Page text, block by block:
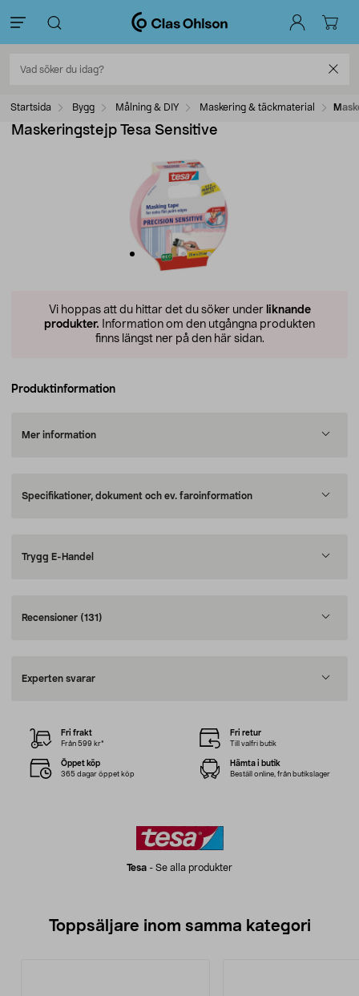
Startsida Bygg Målning & DIY Maskering & täckmaterial
Maskeringstejp Tesa Sensitive
Vi hoppas att du hittar det du söker under liknande
produkter. Information om den utgångna produkten
finns längst ner på den här sidan.
Produktinformation
Mer information
Specifikationer, dokument och ev. faroinformation
Trygg E-Handel
Recensioner (131)
Experten svarar
Tesa - Se alla produkter
Fri frakt
Från 599 kr*
Fri retur
Till valfri butik
Öppet köp
365 dagar öppet köp
Hämta i butik
Beställ online, från butikslager
Toppsäljare inom samma kategori